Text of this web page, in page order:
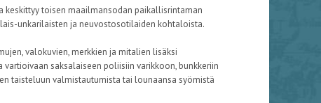
keskittyy toisen maailmansodan paikallisrintaman
unkarilaisten ja neuvostosotilaiden kohtaloista.
valokuvien, merkkien ja mitalien lisäksi
saksalaiseen poliisiin varikkoon, bunkkeriin
taisteluun valmistautumista tai lounaansa syömistä